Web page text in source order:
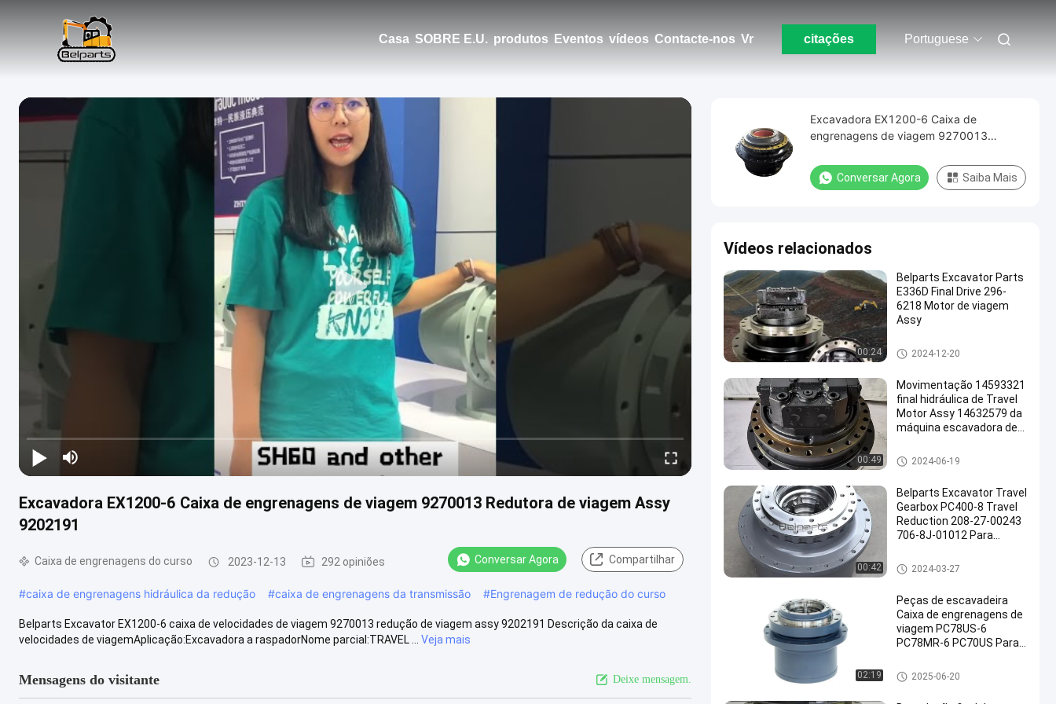
Casa SOBRE E.U. produtos Eventos vídeos Contacte-nos Vr citações Portuguese
Excavadora EX1200-6 Caixa de engrenagens de viagem 9270013 Redutora de viagem Assy
9202191
Caixa de engrenagens do curso 2023-12-13 292 opiniões Conversar Agora Compartilhar
#caixa de engrenagens hidráulica da redução #caixa de engrenagens da transmissão #Engrenagem de redução do curso
Belparts Excavator EX1200-6 caixa de velocidades de viagem 9270013 redução de viagem assy 9202191 Descrição da caixa de
velocidades de viagemAplicação:Excavadora a raspadorNome parcial:TRAVEL ...
Veja mais
Mensagens do visitante Deixe mensagem.
Excavadora EX1200-6 Caixa de
engrenagens de viagem 9270013
Conversar Agora Saiba Mais
Vídeos relacionados
00:24
Belparts Excavator Parts
E336D Final Drive 296-
6218 Motor de viagem
Assy
Assy do motor do curso
2024-12-20
00:49
Movimentação 14593321
final hidráulica de Travel
Motor Assy 14632579 da
máquina escavadora de
EC480E
Assy do motor do curso
2024-06-19
00:42
Belparts Excavator Travel
Gearbox PC400-8 Travel
Reduction 208-27-00243
706-8J-01012 Para
Caixa de engrenagens do curs
o
2024-03-27
02:19
Peças de escavadeira
Caixa de engrenagens de
viagem PC78US-6
PC78MR-6 PC70US Para
Caixa de engrenagens do curs
o
2025-06-20